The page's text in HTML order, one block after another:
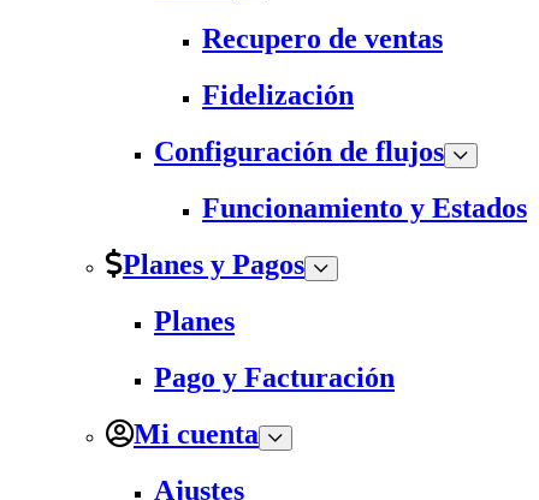
Recupero de ventas
Fidelización
Configuración de flujos
Funcionamiento y Estados
Planes y Pagos
Planes
Pago y Facturación
Mi cuenta
Ajustes